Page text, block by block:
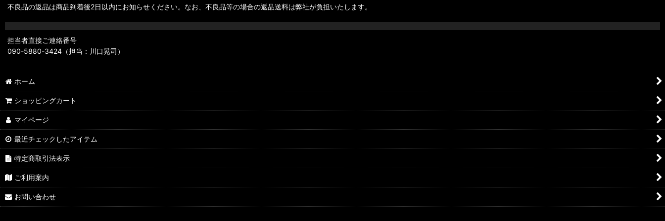
不良品の返品は商品到着後2日以内にお知らせください。なお、不良品等の場合の返品送料は弊社が負担いたします。
担当者直接ご連絡番号
090-5880-3424（担当：川口晃司）
ホーム
ショッピングカート
マイページ
最近チェックしたアイテム
特定商取引法表示
ご利用案内
お問い合わせ